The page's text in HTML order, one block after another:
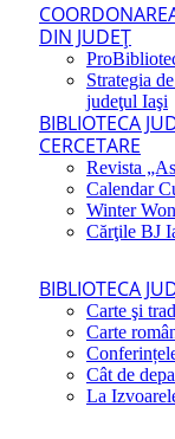
DIN JUDEŢ
Strategia
judeţul Iaşi
BIBLIOTECA
CERCETARE
Revista
Calendar
Winter
Cărţile BJ
BIBLIOTECA
Carte şi
Carte
Cât de
La